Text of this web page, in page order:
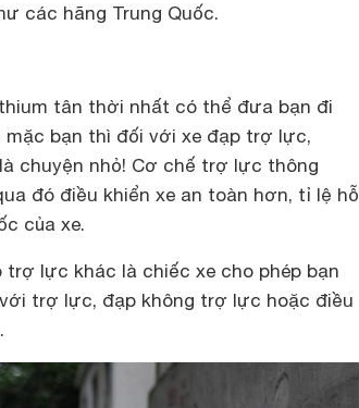
các hãng Trung Quốc.
tân thời nhất có thể đưa bạn đi
bạn thì đối với xe đạp trợ lực,
chuyện nhỏ! Cơ chế trợ lực thông
đó điều khiển xe an toàn hơn, tỉ lệ hỗ
của xe.
lực khác là chiếc xe cho phép bạn
trợ lực, đạp không trợ lực hoặc điều